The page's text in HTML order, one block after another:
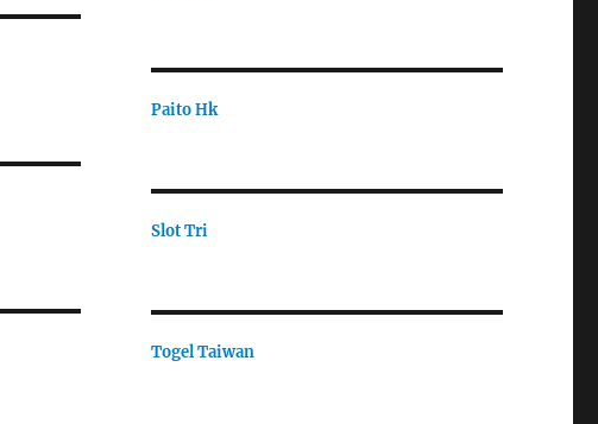
Paito Hk
Slot Tri
Togel Taiwan